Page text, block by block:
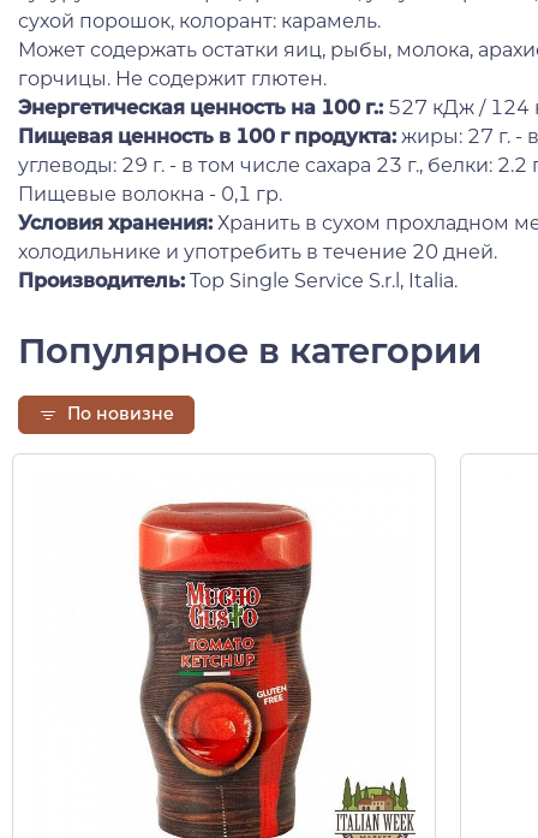
сухой порошок, колорант: карамель.
Может содержать остатки яиц, рыбы, молока,
горчицы. Не содержит глютен.
Энергетическая ценность на 100 г.: 527 кДж / 124
Пищевая ценность в 100 г продукта: жиры: 27 г. -
углеводы: 29 г. - в том числе сахара 23 г., белки: 2.2
Пищевые волокна - 0,1 гр.
Условия хранения: Хранить в сухом прохладном
холодильнике и употребить в течение 20 дней.
Производитель: Top Single Service S.r.l, Italia.
Популярное в категории
По новизне